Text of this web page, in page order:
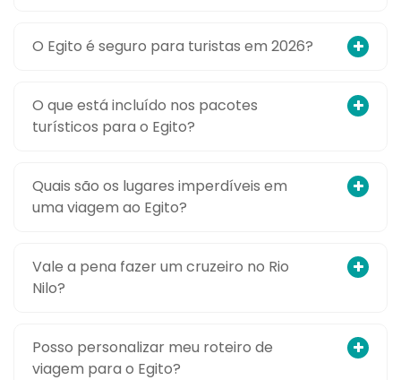
O Egito é seguro para turistas em 2026?
O que está incluído nos pacotes
turísticos para o Egito?
Quais são os lugares imperdíveis em
uma viagem ao Egito?
Vale a pena fazer um cruzeiro no Rio
Nilo?
Posso personalizar meu roteiro de
viagem para o Egito?